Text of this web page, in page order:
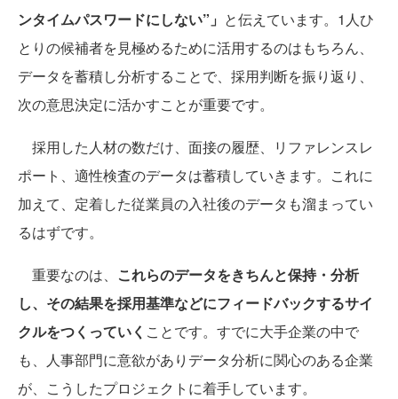
ンタイムパスワードにしない”」 と伝えています。1人ひ
とりの候補者を見極めるために活用するのはもちろん、
データを蓄積し分析することで、採用判断を振り返り、
次の意思決定に活かすことが重要です。
採用した人材の数だけ、面接の履歴、リファレンスレ
ポート、適性検査のデータは蓄積していきます。これに
加えて、定着した従業員の入社後のデータも溜まってい
るはずです。
重要なのは、 これらのデータをきちんと保持・分析
し、その結果を採用基準などにフィードバックするサイ
クルをつくっていく ことです。すでに大手企業の中で
も、人事部門に意欲がありデータ分析に関心のある企業
が、こうしたプロジェクトに着手しています。